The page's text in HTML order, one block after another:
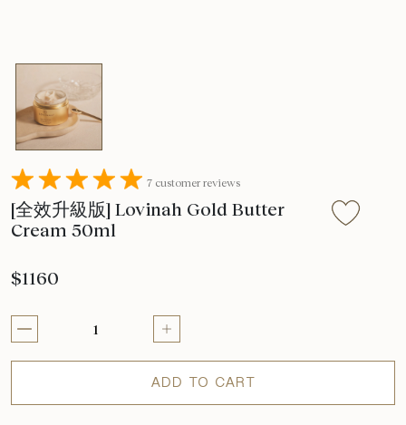
7 customer reviews
[全效升級版] Lovinah Gold Butter
Cream 50ml
$1160
ADD TO CART